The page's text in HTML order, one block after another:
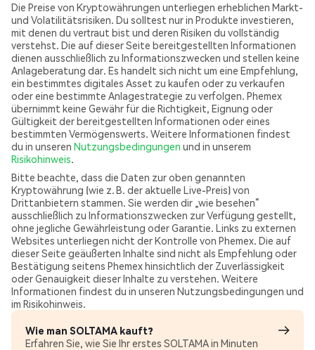
Die Preise von Kryptowährungen unterliegen erheblichen Markt-
und Volatilitätsrisiken. Du solltest nur in Produkte investieren,
mit denen du vertraut bist und deren Risiken du vollständig
verstehst. Die auf dieser Seite bereitgestellten Informationen
dienen ausschließlich zu Informationszwecken und stellen keine
Anlageberatung dar. Es handelt sich nicht um eine Empfehlung,
ein bestimmtes digitales Asset zu kaufen oder zu verkaufen
oder eine bestimmte Anlagestrategie zu verfolgen. Phemex
übernimmt keine Gewähr für die Richtigkeit, Eignung oder
Gültigkeit der bereitgestellten Informationen oder eines
bestimmten Vermögenswerts. Weitere Informationen findest
du in unseren Nutzungsbedingungen und in unserem
Risikohinweis.
Bitte beachte, dass die Daten zur oben genannten
Kryptowährung (wie z. B. der aktuelle Live-Preis) von
Drittanbietern stammen. Sie werden dir „wie besehen“
ausschließlich zu Informationszwecken zur Verfügung gestellt,
ohne jegliche Gewährleistung oder Garantie. Links zu externen
Websites unterliegen nicht der Kontrolle von Phemex. Die auf
dieser Seite geäußerten Inhalte sind nicht als Empfehlung oder
Bestätigung seitens Phemex hinsichtlich der Zuverlässigkeit
oder Genauigkeit dieser Inhalte zu verstehen. Weitere
Informationen findest du in unseren Nutzungsbedingungen und
im Risikohinweis.
Wie man SOLTAMA kauft?
Erfahren Sie, wie Sie Ihr erstes SOLTAMA in Minuten